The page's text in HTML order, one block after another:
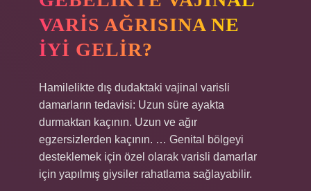
VARIS AĞRISINA NE
IYI GELIR?
Hamilelikte dış dudaktaki vajinal varisli
damarların tedavisi: Uzun süre ayakta
durmaktan kaçının. Uzun ve ağır
egzersizlerden kaçının. … Genital bölgeyi
desteklemek için özel olarak varisli damarlar
için yapılmış giysiler rahatlama sağlayabilir.